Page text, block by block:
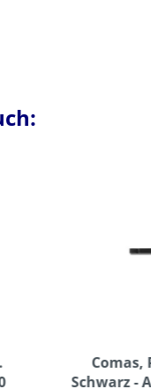
Comas,
Schwarz -